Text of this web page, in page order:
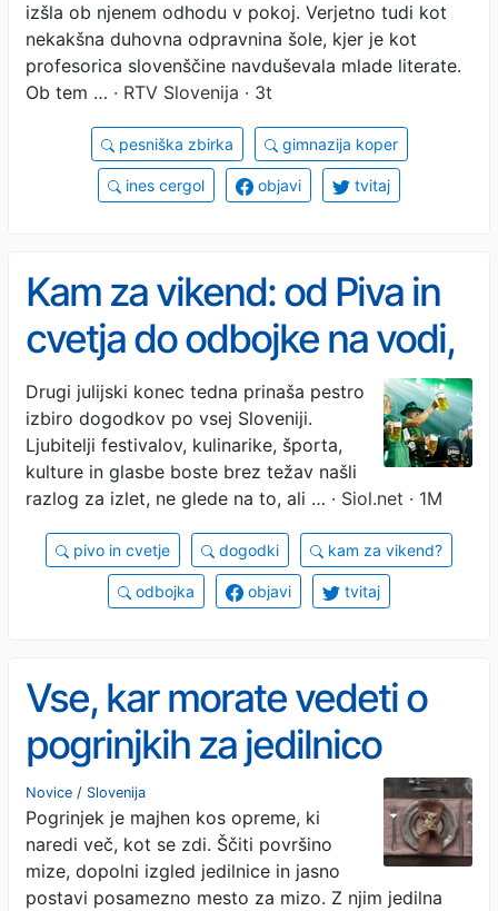
izšla ob njenem odhodu v pokoj. Verjetno tudi kot
nekakšna duhovna odpravnina šole, kjer je kot
profesorica slovenščine navduševala mlade literate.
Ob tem … · RTV Slovenija · 3t
pesniška zbirka gimnazija koper
ines cergol objavi tvitaj
Kam za vikend: od Piva in
cvetja do odbojke na vodi,
vina, umetnosti in poletnih
koncertov
Drugi julijski konec tedna prinaša pestro
izbiro dogodkov po vsej Sloveniji.
Ljubitelji festivalov, kulinarike, športa,
kulture in glasbe boste brez težav našli
razlog za izlet, ne glede na to, ali … · Siol.net · 1M
pivo in cvetje dogodki kam za vikend?
odbojka objavi tvitaj
Vse, kar morate vedeti o
pogrinjkih za jedilnico
Novice / Slovenija
Pogrinjek je majhen kos opreme, ki
naredi več, kot se zdi. Ščiti površino
mize, dopolni izgled jedilnice in jasno
postavi posamezno mesto za mizo. Z njim jedilna